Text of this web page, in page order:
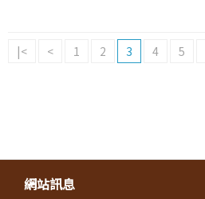
|< < 1 2 3 4 5
網站訊息